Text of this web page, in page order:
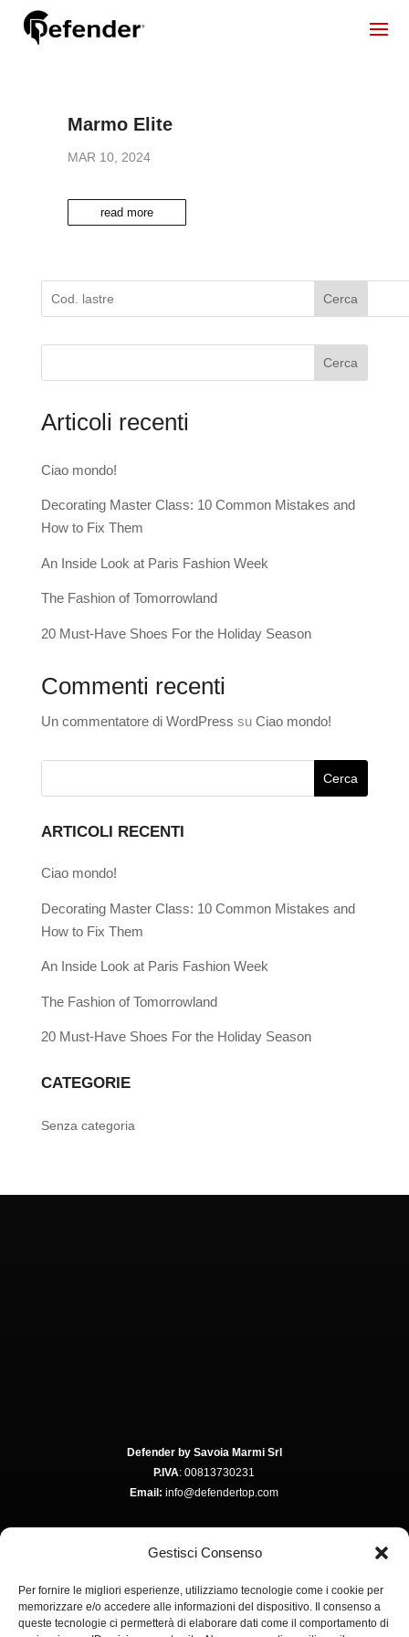
Gestisci Consenso
Per fornire le migliori esperienze, utilizziamo tecnologie come i cookie per
memorizzare e/o accedere alle informazioni del dispositivo. Il consenso a
queste tecnologie ci permetterà di elaborare dati come il comportamento di
Marmo Elite
MAR 10, 2024
read more
Cerca
Cerca
Articoli recenti
Ciao mondo!
Decorating Master Class: 10 Common Mistakes and
How to Fix Them
An Inside Look at Paris Fashion Week
The Fashion of Tomorrowland
20 Must-Have Shoes For the Holiday Season
Commenti recenti
Un commentatore di WordPress su Ciao mondo!
ARTICOLI RECENTI
Ciao mondo!
Decorating Master Class: 10 Common Mistakes and
How to Fix Them
An Inside Look at Paris Fashion Week
The Fashion of Tomorrowland
20 Must-Have Shoes For the Holiday Season
CATEGORIE
Senza categoria
Defender by Savoia Marmi Srl
P.IVA: 00813730231
Email: info@defendertop.com
37015 Ponton di Domegliara
VERONA – ITALY